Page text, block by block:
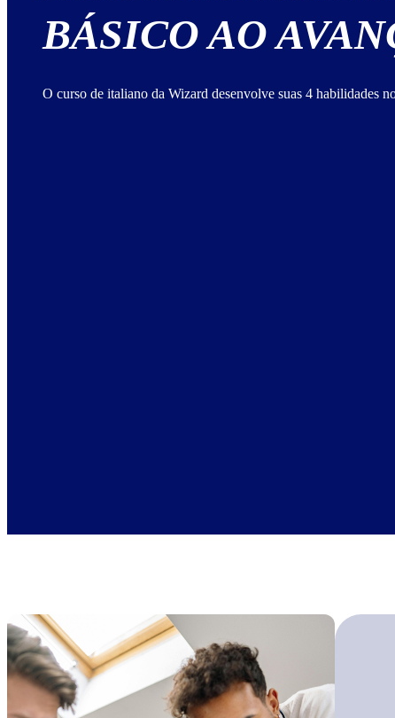
BÁSICO AO
O curso de italiano da Wizard desenvolve suas 4 habilidades